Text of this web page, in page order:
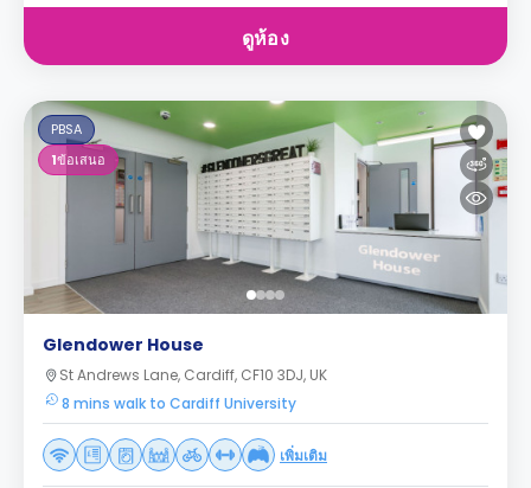
ดูห้อง
PBSA
1ข้อเสนอ
Glendower House
St Andrews Lane, Cardiff, CF10 3DJ, UK
8 mins walk to Cardiff University
เพิ่มเติม